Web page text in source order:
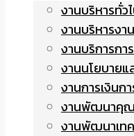
งานบริหารทั่ว
งานบริหารงา
งานบริการกา
งานนโยบาย
งานการเงินก
งานพัฒนาคุ
งานพัฒนาเท